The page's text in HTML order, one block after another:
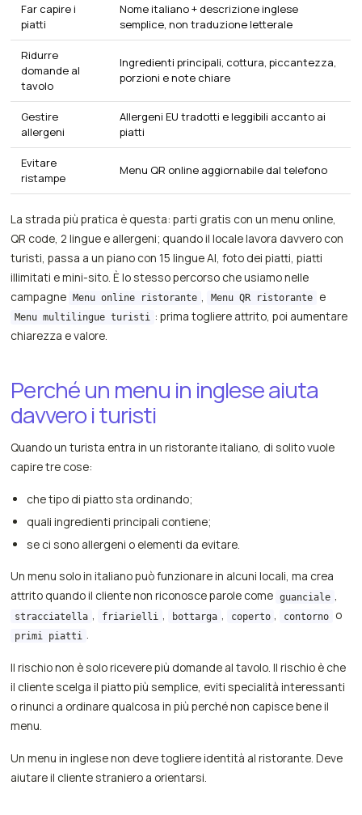
Far capire i
piatti
Nome italiano + descrizione inglese
semplice, non traduzione letterale
Ridurre
domande al
tavolo
Ingredienti principali, cottura, piccantezza,
porzioni e note chiare
Gestire
allergeni
Allergeni EU tradotti e leggibili accanto ai
piatti
Evitare
ristampe
Menu QR online aggiornabile dal telefono
La strada più pratica è questa: parti gratis con un menu online,
QR code, 2 lingue e allergeni; quando il locale lavora davvero con
turisti, passa a un piano con 15 lingue AI, foto dei piatti, piatti
illimitati e mini-sito. È lo stesso percorso che usiamo nelle
campagne
Menu online ristorante , Menu QR ristorante e
Menu multilingue turisti : prima togliere attrito, poi aumentare
chiarezza e valore.
Perché un menu in inglese aiuta
davvero i turisti
Quando un turista entra in un ristorante italiano, di solito vuole
capire tre cose:
che tipo di piatto sta ordinando;
quali ingredienti principali contiene;
se ci sono allergeni o elementi da evitare.
Un menu solo in italiano può funzionare in alcuni locali, ma crea
attrito quando il cliente non riconosce parole come guanciale ,
stracciatella , friarielli , bottarga , coperto , contorno o
primi piatti .
Il rischio non è solo ricevere più domande al tavolo. Il rischio è che
il cliente scelga il piatto più semplice, eviti specialità interessanti
o rinunci a ordinare qualcosa in più perché non capisce bene il
menu.
Un menu in inglese non deve togliere identità al ristorante. Deve
aiutare il cliente straniero a orientarsi.